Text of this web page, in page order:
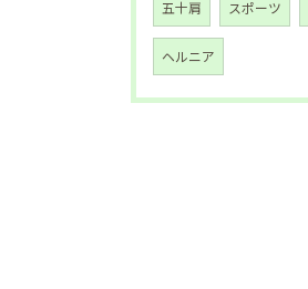
五十肩 スポーツ
ヘルニア